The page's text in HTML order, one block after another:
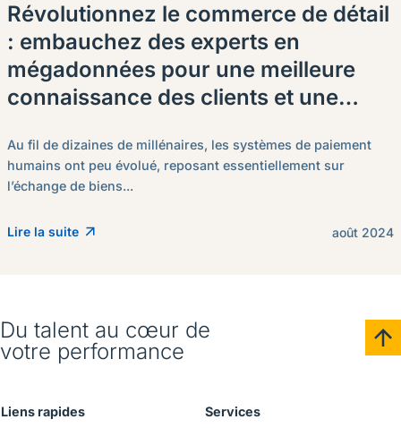
Révolutionnez le commerce de détail
: embauchez des experts en
mégadonnées pour une meilleure
connaissance des clients et une
Au fil de dizaines de millénaires, les systèmes de paiement
humains ont peu évolué, reposant essentiellement sur
l’échange de biens...
Lire la suite août 2024
Du talent au cœur de
votre performance
Liens rapides
Services